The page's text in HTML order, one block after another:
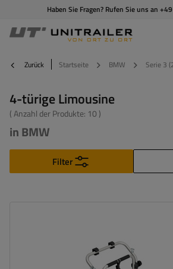
Haben Sie Fragen? Rufen Sie uns an
Zurück Startseite BMW Serie 3
4-türige Limousine
( Anzahl der Produkte: 10 )
in BMW
Filter
45 kg
kompatibel mit Elektrofahrrädern